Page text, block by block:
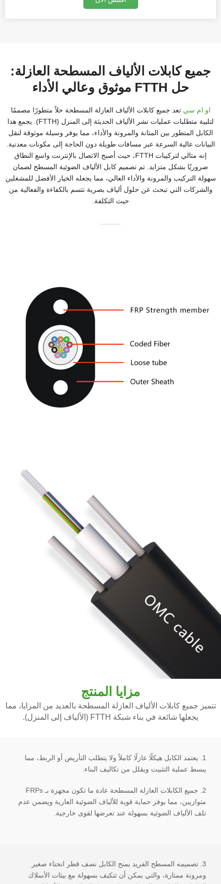
كابل الألياف الشريطية المسطحة
جميع كابلات الألياف المسطحة العازلة:
حل FTTH موثوق وعالي الأداء
او ام سي تعد جميع كابلات الألياف العازلة المسطحة حلاً متطورًا مصممًا
لتلبية متطلبات عمليات نشر الألياف الحديثة إلى المنزل (FTTH). يجمع هذا
الكابل المتطور بين المتانة والمرونة والأداء، مما يوفر وسيلة موثوقة لنقل
البيانات عالية السرعة عبر مسافات طويلة دون الحاجة إلى مكونات معدنية.
إنه مثالي لتركيبات FTTH، حيث أصبح الاتصال بالإنترنت واسع النطاق
ضروريًا بشكل متزايد. تم تصميم كابل الألياف الضوئية المسطح لضمان
سهولة التركيب والمرونة والأداء العالي، مما يجعله الخيار الأفضل للمشغلين
والشركات التي تبحث عن حلول ألياف بصرية تتسم بالكفاءة والفعالية من
حيث التكلفة.
مزايا المنتج
تتميز جميع كابلات الألياف العازلة المسطحة بالعديد من المزايا، مما
يجعلها شائعة في بناء شبكة FTTH (الألياف إلى المنزل).
1. يعتمد الكابل هيكلًا عازلًا كاملاً ولا يتطلب التأريض أو الربط، مما
يبسط عملية التثبيت ويقلل من تكاليف البناء.
2. جميع الكابلات العازلة المسطحة عادة ما تكون مجهزة بـ FRPs
متوازيين، مما يوفر حماية قوية للألياف الضوئية العارية ويضمن عدم
تلف الألياف الضوئية بسهولة عند تعرضها لقوى خارجية.
3. تصميمه المسطح الفريد يمنح الكابل نصف قطر انحناء صغير
ومرونة ممتازة، والتي يمكن أن تتكيف بسهولة مع بيئات الأسلاك